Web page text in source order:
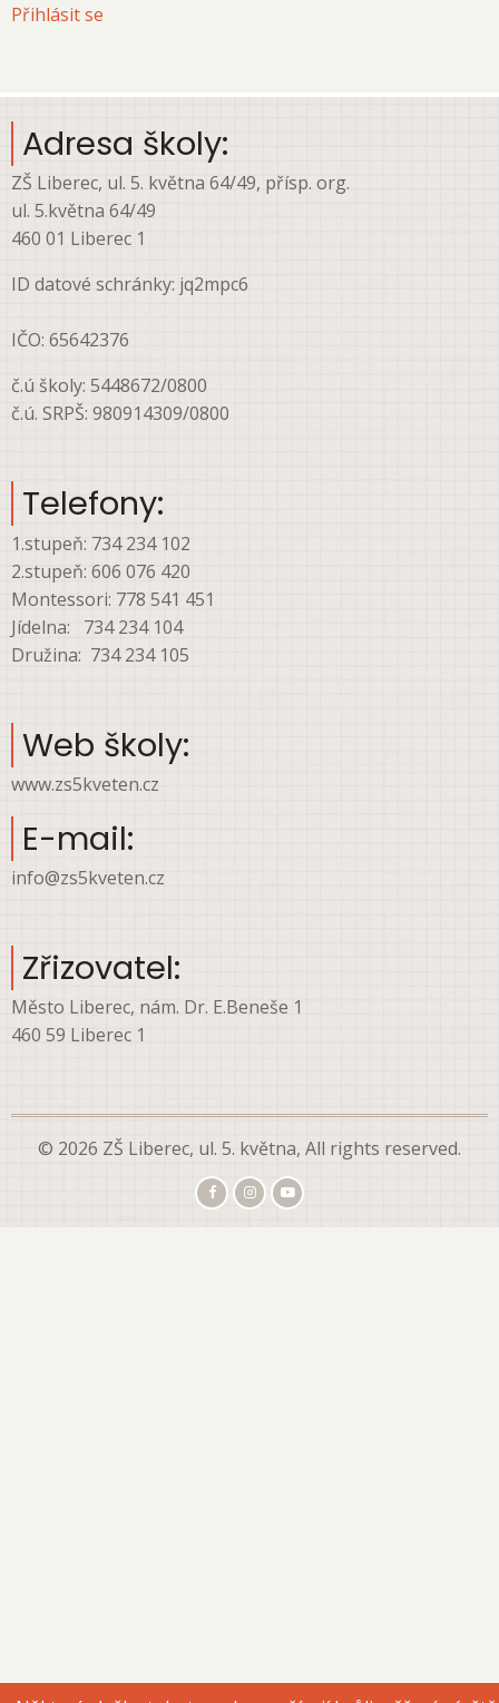
User
menu
Přihlásit se
Adresa školy:
ZŠ Liberec, ul. 5. května 64/49, přísp. org.
ul. 5.května 64/49
460 01 Liberec 1
ID datové schránky: jq2mpc6
IČO: 65642376
č.ú školy: 5448672/0800
č.ú. SRPŠ: 980914309/0800
Telefony:
1.stupeň: 734 234 102
2.stupeň: 606 076 420
Montessori: 778 541 451
Jídelna: 734 234 104
Družina: 734 234 105
Web školy:
www.zs5kveten.cz
E-mail:
info@zs5kveten.cz
Zřizovatel:
Město Liberec, nám. Dr. E.Beneše 1
460 59 Liberec 1
© 2026 ZŠ Liberec, ul. 5. května, All rights reserved.